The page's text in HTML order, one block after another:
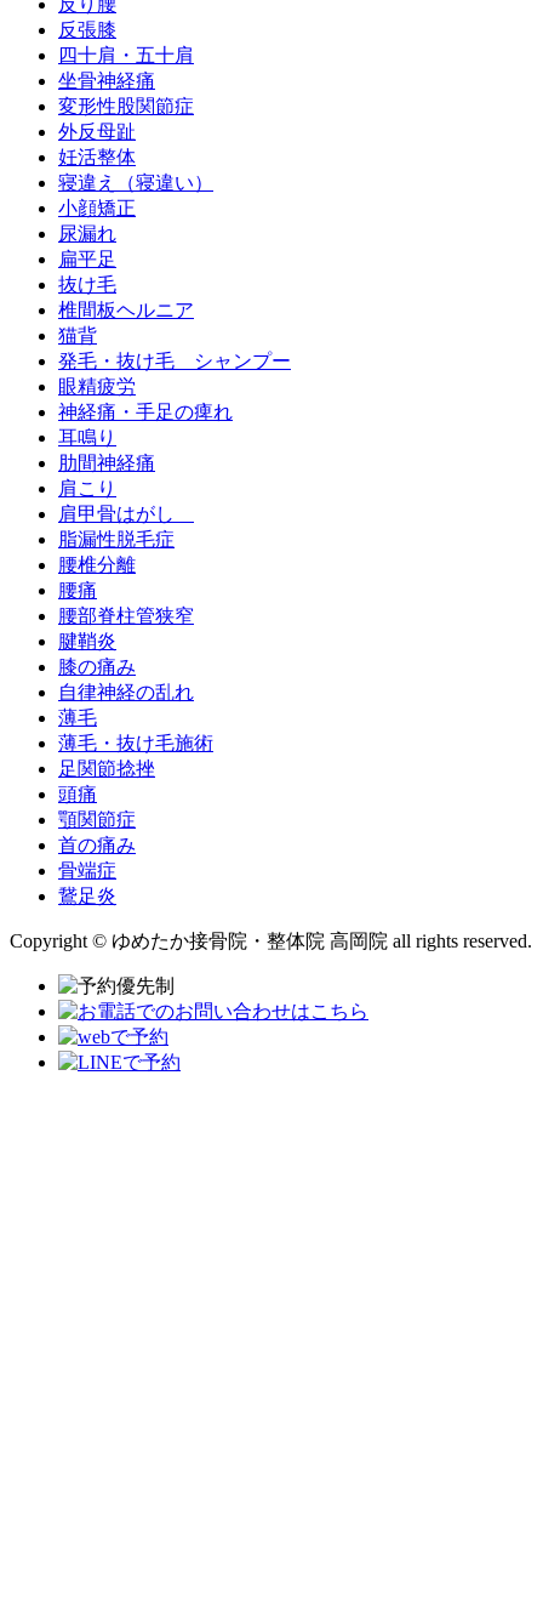
反張膝
四十肩・五十肩
坐骨神経痛
変形性股関節症
外反母趾
妊活整体
寝違え（寝違い）
小顔矯正
尿漏れ
扁平足
抜け毛
椎間板ヘルニア
猫背
発毛・抜け毛 シャンプー
眼精疲労
神経痛・手足の痺れ
耳鳴り
肋間神経痛
肩こり
肩甲骨はがし
脂漏性脱毛症
腰椎分離
腰痛
腰部脊柱管狭窄
腱鞘炎
膝の痛み
自律神経の乱れ
薄毛
薄毛・抜け毛施術
足関節捻挫
頭痛
顎関節症
首の痛み
骨端症
鵞足炎
Copyright © ゆめたか接骨院・整体院 高岡院 all rights reserved.